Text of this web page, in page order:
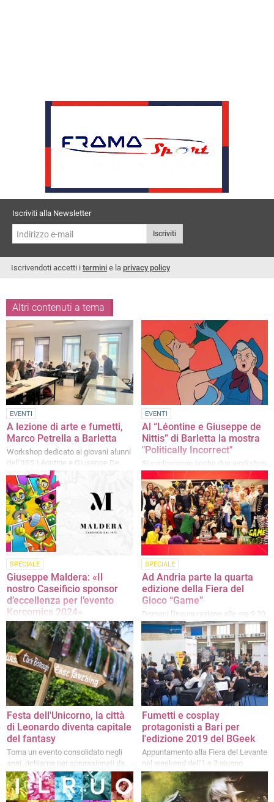
Iscriviti alla Newsletter
Iscriviti
Iscrivendoti accetti i termini e la privacy policy
Altri contenuti a tema
EVENTI
A lezione di arte e fumetti,
Marco Petrella a Barletta
Workshop dedicato ai giovani alunni
dell'IISS Léontine e Giuseppe De
Nittis: «Coltivate il vostro talento»
EVENTI
Al “Léontine e Giuseppe de
Nittis” di Barletta la mostra
"Politically Incorrect"
Si svolgeranno anche due workshop
a cura di Marco Petrella e Romeo
Gallo
SPECIALE
Giuseppe Maldera: «Il
nostro Caseificio sponsor
d’eccellenza per l’evento
Korcomics 2024»
Un modo per consolidare il legame
col territorio attraverso l'attesa
manifestazione dedicata al gioco e
al fumetto che si svolgerà a Corato
SPECIALE
Ad Andria parte la quarta
edizione della Fiera del
Gioco “Game”
Domani l'inaugurazione alle ore 9.30
presso il centro commerciale
Mongolfiera
Festa dell'Unicorno, la città
di Leonardo diventa capitale
del fantasy
Torna un evento consolidato negli
anni, richiamo per appassionati da
tutt'Italia
Fumetti e cosplay
protagonisti a Bari per
l'edizione 2019 del BGeek
Appuntamento alla Fiera del Levante
nel weekend dell'1 e 2 giugno